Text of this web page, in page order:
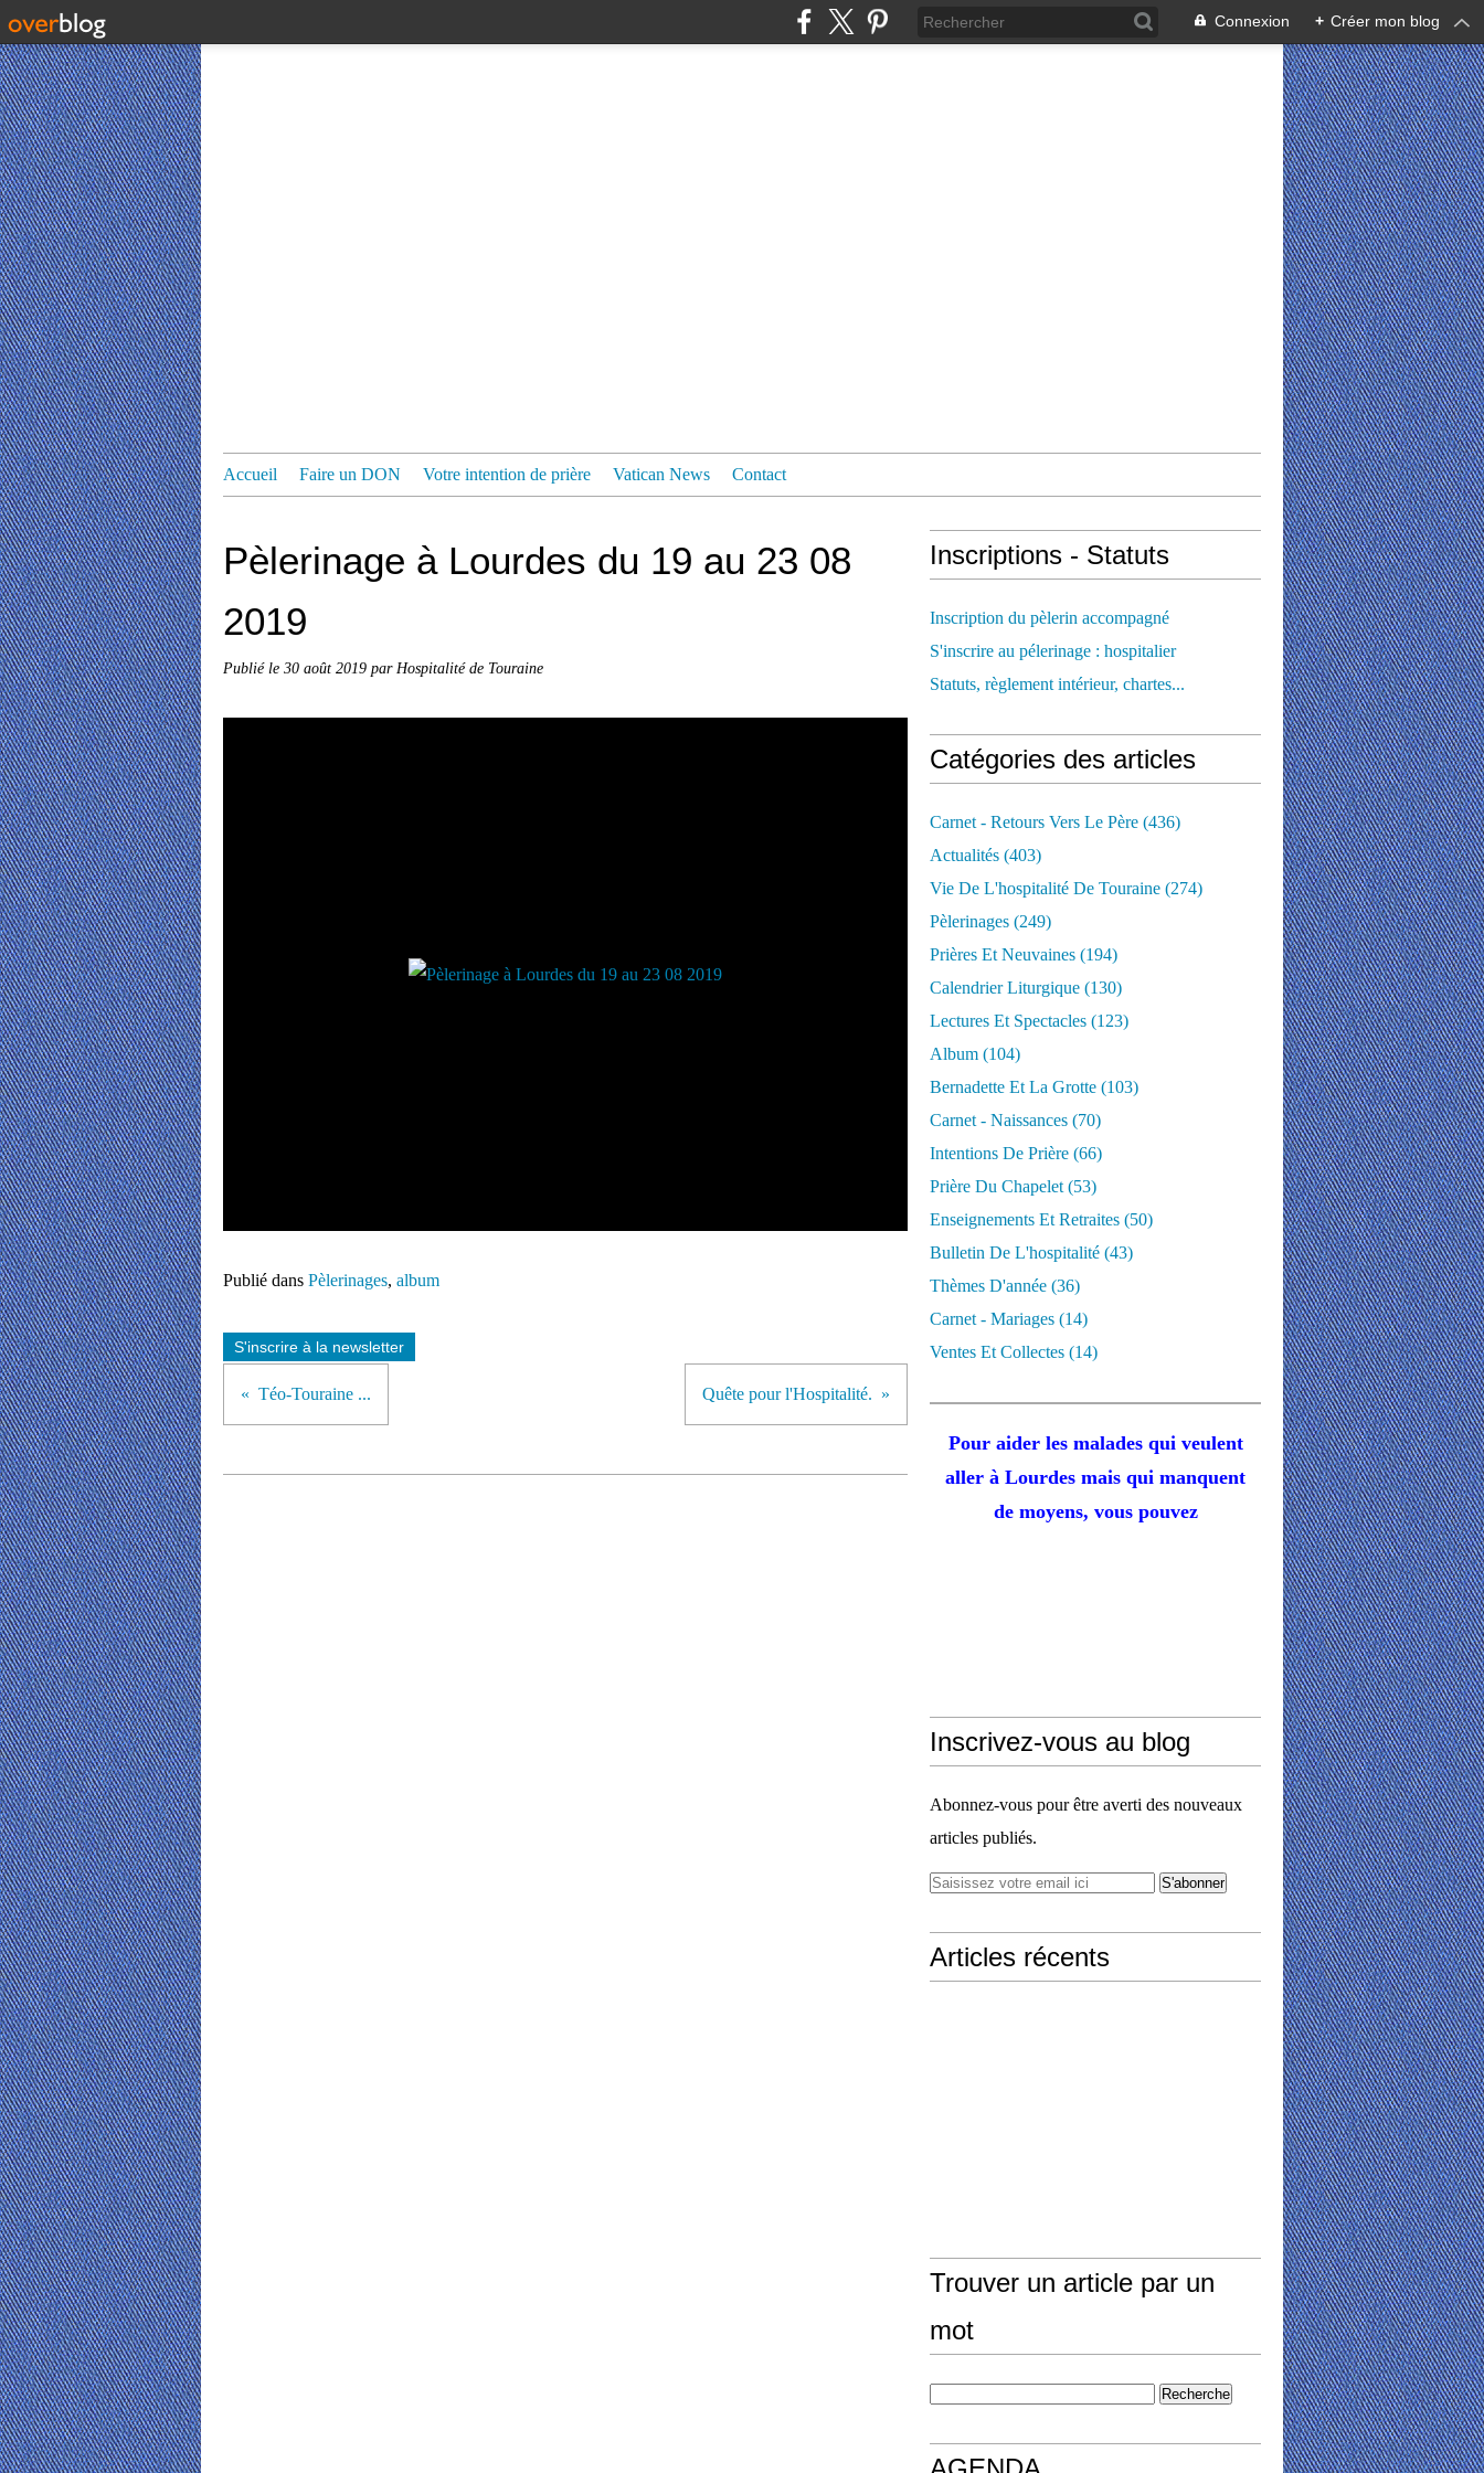
Connexion + Créer mon blog
Accueil Faire un DON Votre intention de prière Vatican News Contact
Pèlerinage à Lourdes du 19 au 23 08
2019
Publié le 30 août 2019 par Hospitalité de Touraine
Publié dans Pèlerinages, album
S'inscrire à la newsletter
Téo-Touraine ... Quête pour l'Hospitalité.
Inscriptions - Statuts
Inscription du pèlerin accompagné
S'inscrire au pélerinage : hospitalier
Statuts, règlement intérieur, chartes...
Catégories des articles
Carnet - Retours Vers Le Père (436)
Actualités (403)
Vie De L'hospitalité De Touraine (274)
Pèlerinages (249)
Prières Et Neuvaines (194)
Calendrier Liturgique (130)
Lectures Et Spectacles (123)
Album (104)
Bernadette Et La Grotte (103)
Carnet - Naissances (70)
Intentions De Prière (66)
Prière Du Chapelet (53)
Enseignements Et Retraites (50)
Bulletin De L'hospitalité (43)
Thèmes D'année (36)
Carnet - Mariages (14)
Ventes Et Collectes (14)
Pour aider les malades qui veulent
aller à Lourdes mais qui manquent
de moyens, vous pouvez
Inscrivez-vous au blog
Abonnez-vous pour être averti des nouveaux
articles publiés.
Articles récents
Trouver un article par un
mot